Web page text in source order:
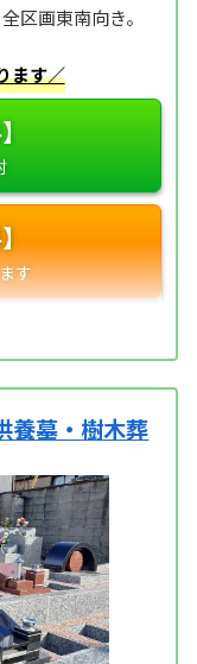
区画東南向き。
ます／
養墓・樹木葬